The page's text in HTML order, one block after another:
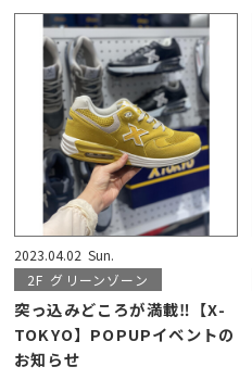
2023.04.02 Sun.
2F グリーンゾーン
突っ込みどころが満載‼【X-
TOKYO】POPUPイベントの
お知らせ